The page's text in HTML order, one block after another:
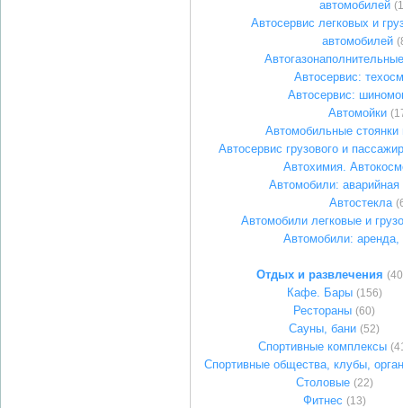
автомобилей
Автосервис легковых и
автомобилей
Автосервис:
Автосервис:
Автомойки
Автомобильные стоянки
Автосервис грузового и
Автохимия.
Автомобили:
Автостекла
Автомобили легковые и
Автомобили: аренда,
Отдых и развлечения
Кафе. Бары (156)
Рестораны (60)
Сауны, бани (52)
Спортивные комплексы
Спортивные общества, клубы,
Столовые (22)
Фитнес (13)